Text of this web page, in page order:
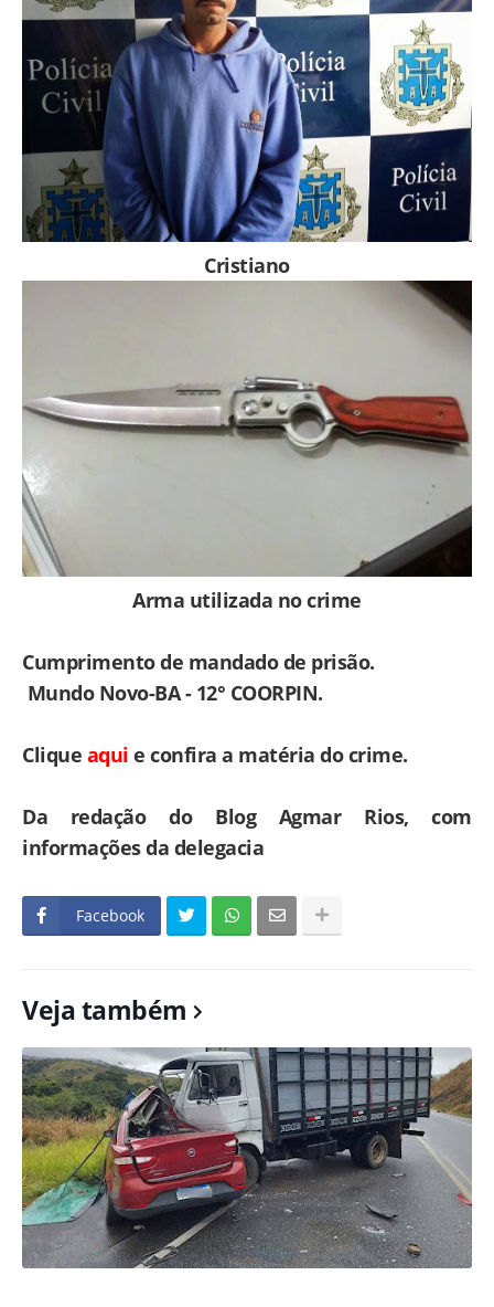
Cristiano
Arma utilizada no crime
Cumprimento de mandado de prisão.
Mundo Novo-BA - 12° COORPIN.
Clique aqui e confira a matéria do crime.
Da redação do Blog Agmar Rios, com
informações da delegacia
Facebook
Veja também